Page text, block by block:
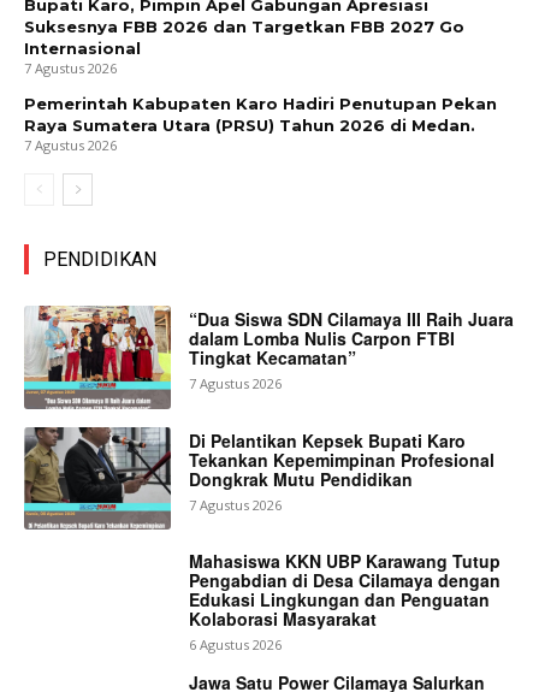
Bupati Karo, Pimpin Apel Gabungan Apresiasi
Suksesnya FBB 2026 dan Targetkan FBB 2027 Go
Internasional
7 Agustus 2026
Pemerintah Kabupaten Karo Hadiri Penutupan Pekan
Raya Sumatera Utara (PRSU) Tahun 2026 di Medan.
7 Agustus 2026
PENDIDIKAN
“Dua Siswa SDN Cilamaya III Raih Juara
dalam Lomba Nulis Carpon FTBI
Tingkat Kecamatan”
7 Agustus 2026
Di Pelantikan Kepsek Bupati Karo
Tekankan Kepemimpinan Profesional
Dongkrak Mutu Pendidikan
7 Agustus 2026
Mahasiswa KKN UBP Karawang Tutup
Pengabdian di Desa Cilamaya dengan
Edukasi Lingkungan dan Penguatan
Kolaborasi Masyarakat
6 Agustus 2026
Jawa Satu Power Cilamaya Salurkan